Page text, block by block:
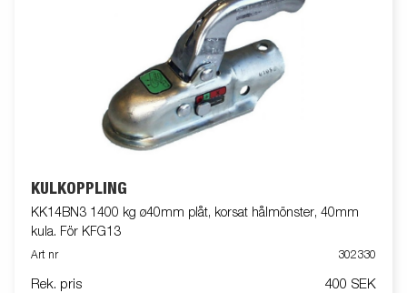
KULKOPPLING
KK14BN3 1400 kg ø40mm plåt, korsat hålmönster, 40mm
kula. För KFG13
Art nr 302330
Rek. pris 400 SEK